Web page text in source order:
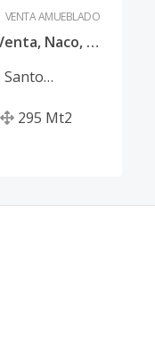
VENTA AMUEBLADO
Apartamento en Venta, Naco, D.N.
Santo
295 Mt2